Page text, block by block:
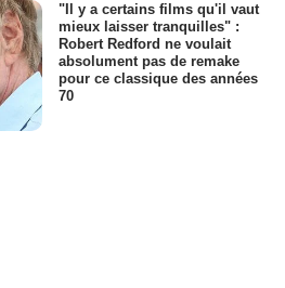
"Il y a certains films qu'il vaut
mieux laisser tranquilles" :
Robert Redford ne voulait
absolument pas de remake
pour ce classique des années
70